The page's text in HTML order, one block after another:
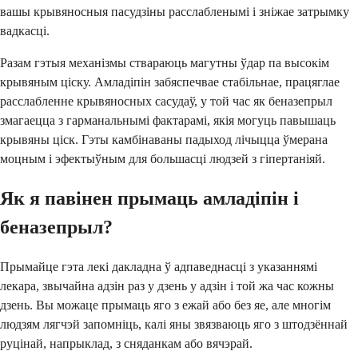
вашы крывяносныя пасудзіны расслабленымі і зніжае затрымку
вадкасці.
Разам гэтыя механізмы ствараюць магутны ўдар па высокім
крывяным ціску. Амладіпін забяспечвае стабільнае, працяглае
расслабленне крывяносных сасудаў, у той час як беназепрыл
змагаецца з гарманальнымі фактарамі, якія могуць павышаць
крывяны ціск. Гэты камбінаваны падыход лічыцца ўмерана
моцным і эфектыўным для большасці людзей з гіпертаніяй.
Як я павінен прымаць амладіпін і
беназепрыл?
Прымайце гэта лекі дакладна ў адпаведнасці з указаннямі
лекара, звычайна адзін раз у дзень у адзін і той жа час кожны
дзень. Вы можаце прымаць яго з ежай або без яе, але многім
людзям лягчэй запомніць, калі яны звязваюць яго з штодзённай
руцінай, напрыклад, з сняданкам або вячэрай.